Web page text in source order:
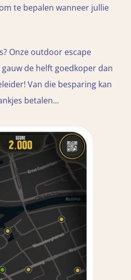
te bepalen wanneer jullie
Onze outdoor escape
de helft goedkoper dan
Van die besparing kan
betalen...